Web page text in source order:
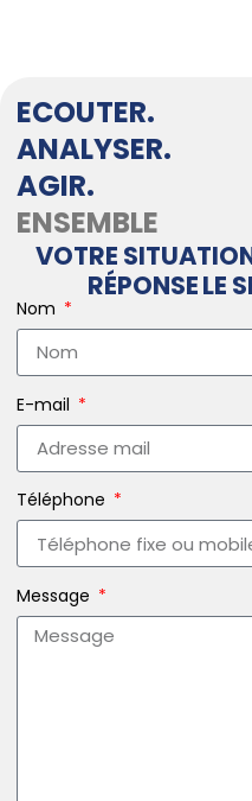
ECOUTER.
ANALYSER.
AGIR.
ENSEMBLE
VOTRE
RÉPONSE LE
Nom
E-mail
Téléphone
Message